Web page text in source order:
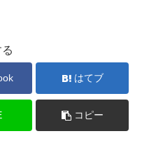
はてブ
コピー